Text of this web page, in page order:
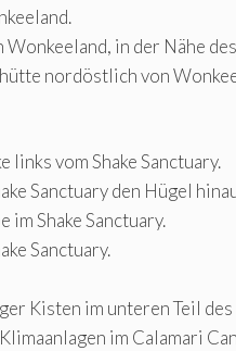
in der Nähe
nordöstlich von
links vom Shake Sanctuary.
Sanctuary den Hügel
im Shake Sanctuary.
Sanctuary.
Kisten im unteren Teil
im Calamari